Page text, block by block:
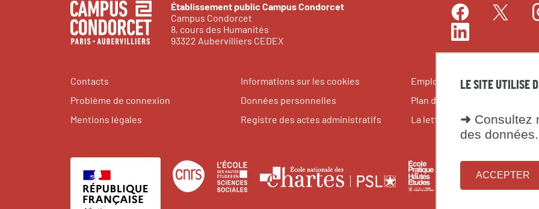
LE SITE UTILISE
➜ Consultez
des données.
ACCEPTER
Établissement public Campus Condorcet
Campus Condorcet
8, cours des Humanités
93322 Aubervilliers CEDEX
FacebookTwitter
LinkedIn
Contacts
Problème de connexion
Mentions légales
Informations sur les cookies
Données personnelles
Registre des actes administratifs
Emplois et stages
Plan du site
La lettre du Campus
Centre
national
École
des
École
nationale
École
pratique
maison